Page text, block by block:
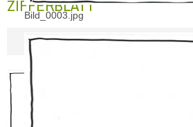
Bild_0003.jpg
ZIFFERBLATT